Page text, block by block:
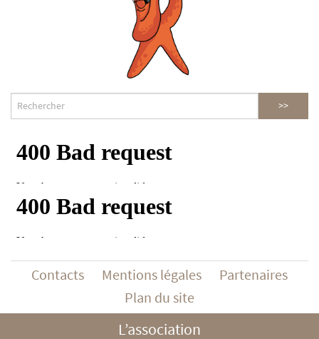
Contacts Mentions légales
Partenaires
Plan du site
L’association